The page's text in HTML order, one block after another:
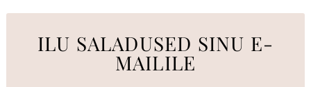
ILU SALADUSED SINU E-
MAILILE